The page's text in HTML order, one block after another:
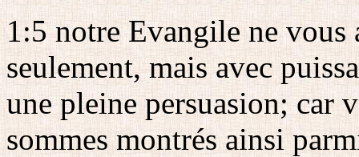
1:5 notre Evangile ne vous
seulement, mais avec
une pleine persuasion; car
sommes montrés ainsi